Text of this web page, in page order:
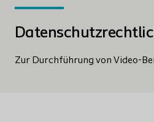
Zur Durchführung von Video-